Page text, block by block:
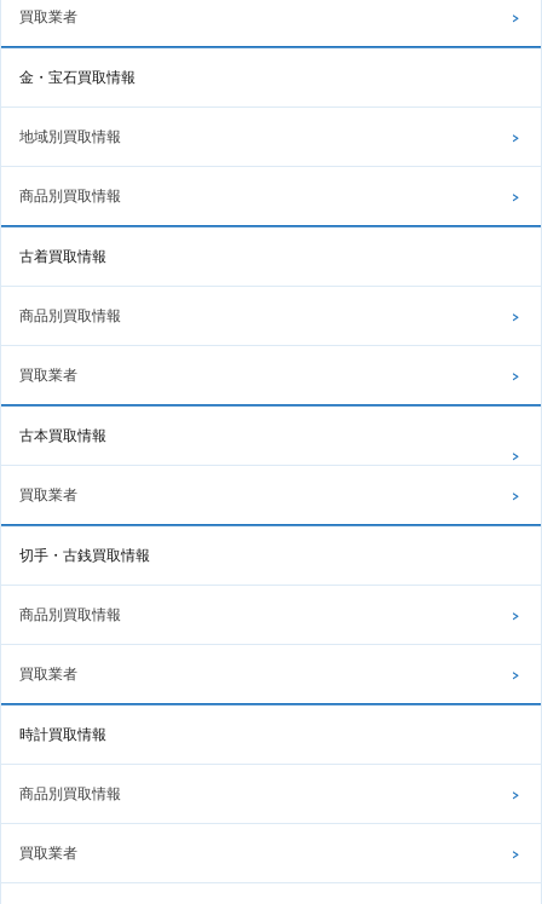
買取業者
金・宝石買取情報
地域別買取情報
商品別買取情報
古着買取情報
商品別買取情報
買取業者
古本買取情報
買取業者
切手・古銭買取情報
商品別買取情報
買取業者
時計買取情報
商品別買取情報
買取業者